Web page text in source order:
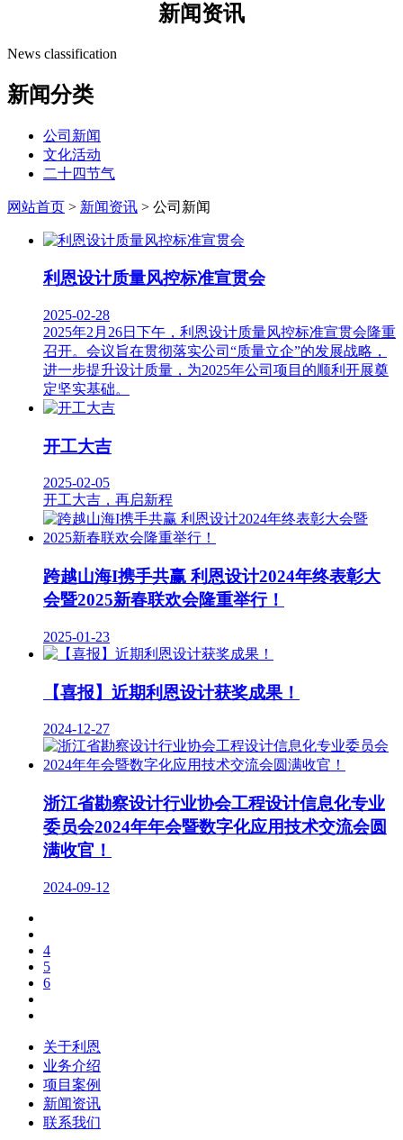
新闻资讯
News classification
新闻分类
公司新闻
文化活动
二十四节气
网站首页 > 新闻资讯 > 公司新闻
利恩设计质量风控标准宣贯会
2025-02-28
2025年2月26日下午，利恩设计质量风控标准宣贯会隆重
召开。会议旨在贯彻落实公司“质量立企”的发展战略，
进一步提升设计质量，为2025年公司项目的顺利开展奠
定坚实基础。
开工大吉
2025-02-05
开工大吉，再启新程
跨越山海I携手共赢 利恩设计2024年终表彰大
会暨2025新春联欢会隆重举行！
2025-01-23
【喜报】近期利恩设计获奖成果！
2024-12-27
浙江省勘察设计行业协会工程设计信息化专业
委员会2024年年会暨数字化应用技术交流会圆
满收官！
2024-09-12
4
5
6
关于利恩
业务介绍
项目案例
新闻资讯
联系我们